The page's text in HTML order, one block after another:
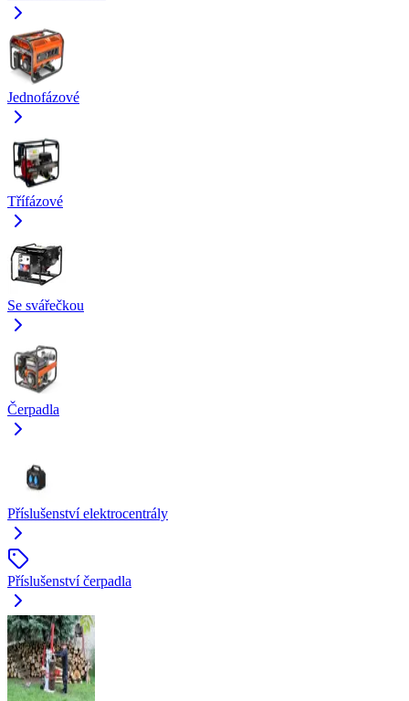
Jednofázové
Třífázové
Se svářečkou
Čerpadla
Příslušenství elektrocentrály
Příslušenství čerpadla